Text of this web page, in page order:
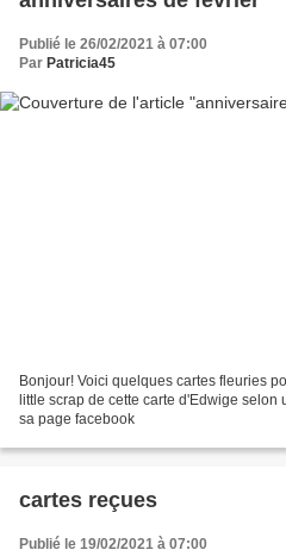
Publié le 26/02/2021 à 07:00
Par Patricia45
Bonjour! Voici quelques cartes fleuries
little scrap de cette carte d'Edwige
sa page facebook
cartes reçues
Publié le 19/02/2021 à 07:00